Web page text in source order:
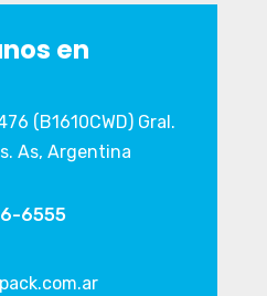
en
(B1610CWD) Gral.
As, Argentina
6555